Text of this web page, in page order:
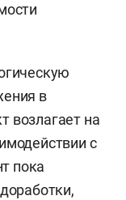
в
возлагает на
с
пока